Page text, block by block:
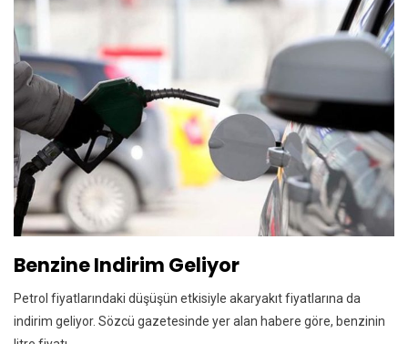
Benzine Indirim Geliyor
Petrol fiyatlarındaki düşüşün etkisiyle akaryakıt fiyatlarına da
indirim geliyor. Sözcü gazetesinde yer alan habere göre, benzinin